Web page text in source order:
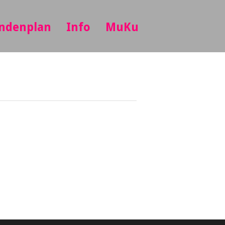
Info MuKu